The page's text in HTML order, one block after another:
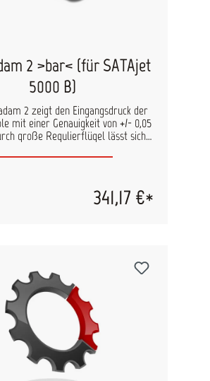
2 >bar< (für SATAjet
5000 B)
2 zeigt den Eingangsdruck der
mit einer Genauigkeit von +/- 0,05
große Regulierflügel lässt sich
können mit SATA adam 2
im Blick, was maßgeblich zur
von Farbtongenauigkeit und
341,17 €*